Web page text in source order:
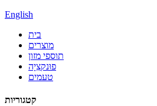
English
בית
מוצרים
תוספי מזון
פוּנקצִיָה
טעמים
קטגוריות